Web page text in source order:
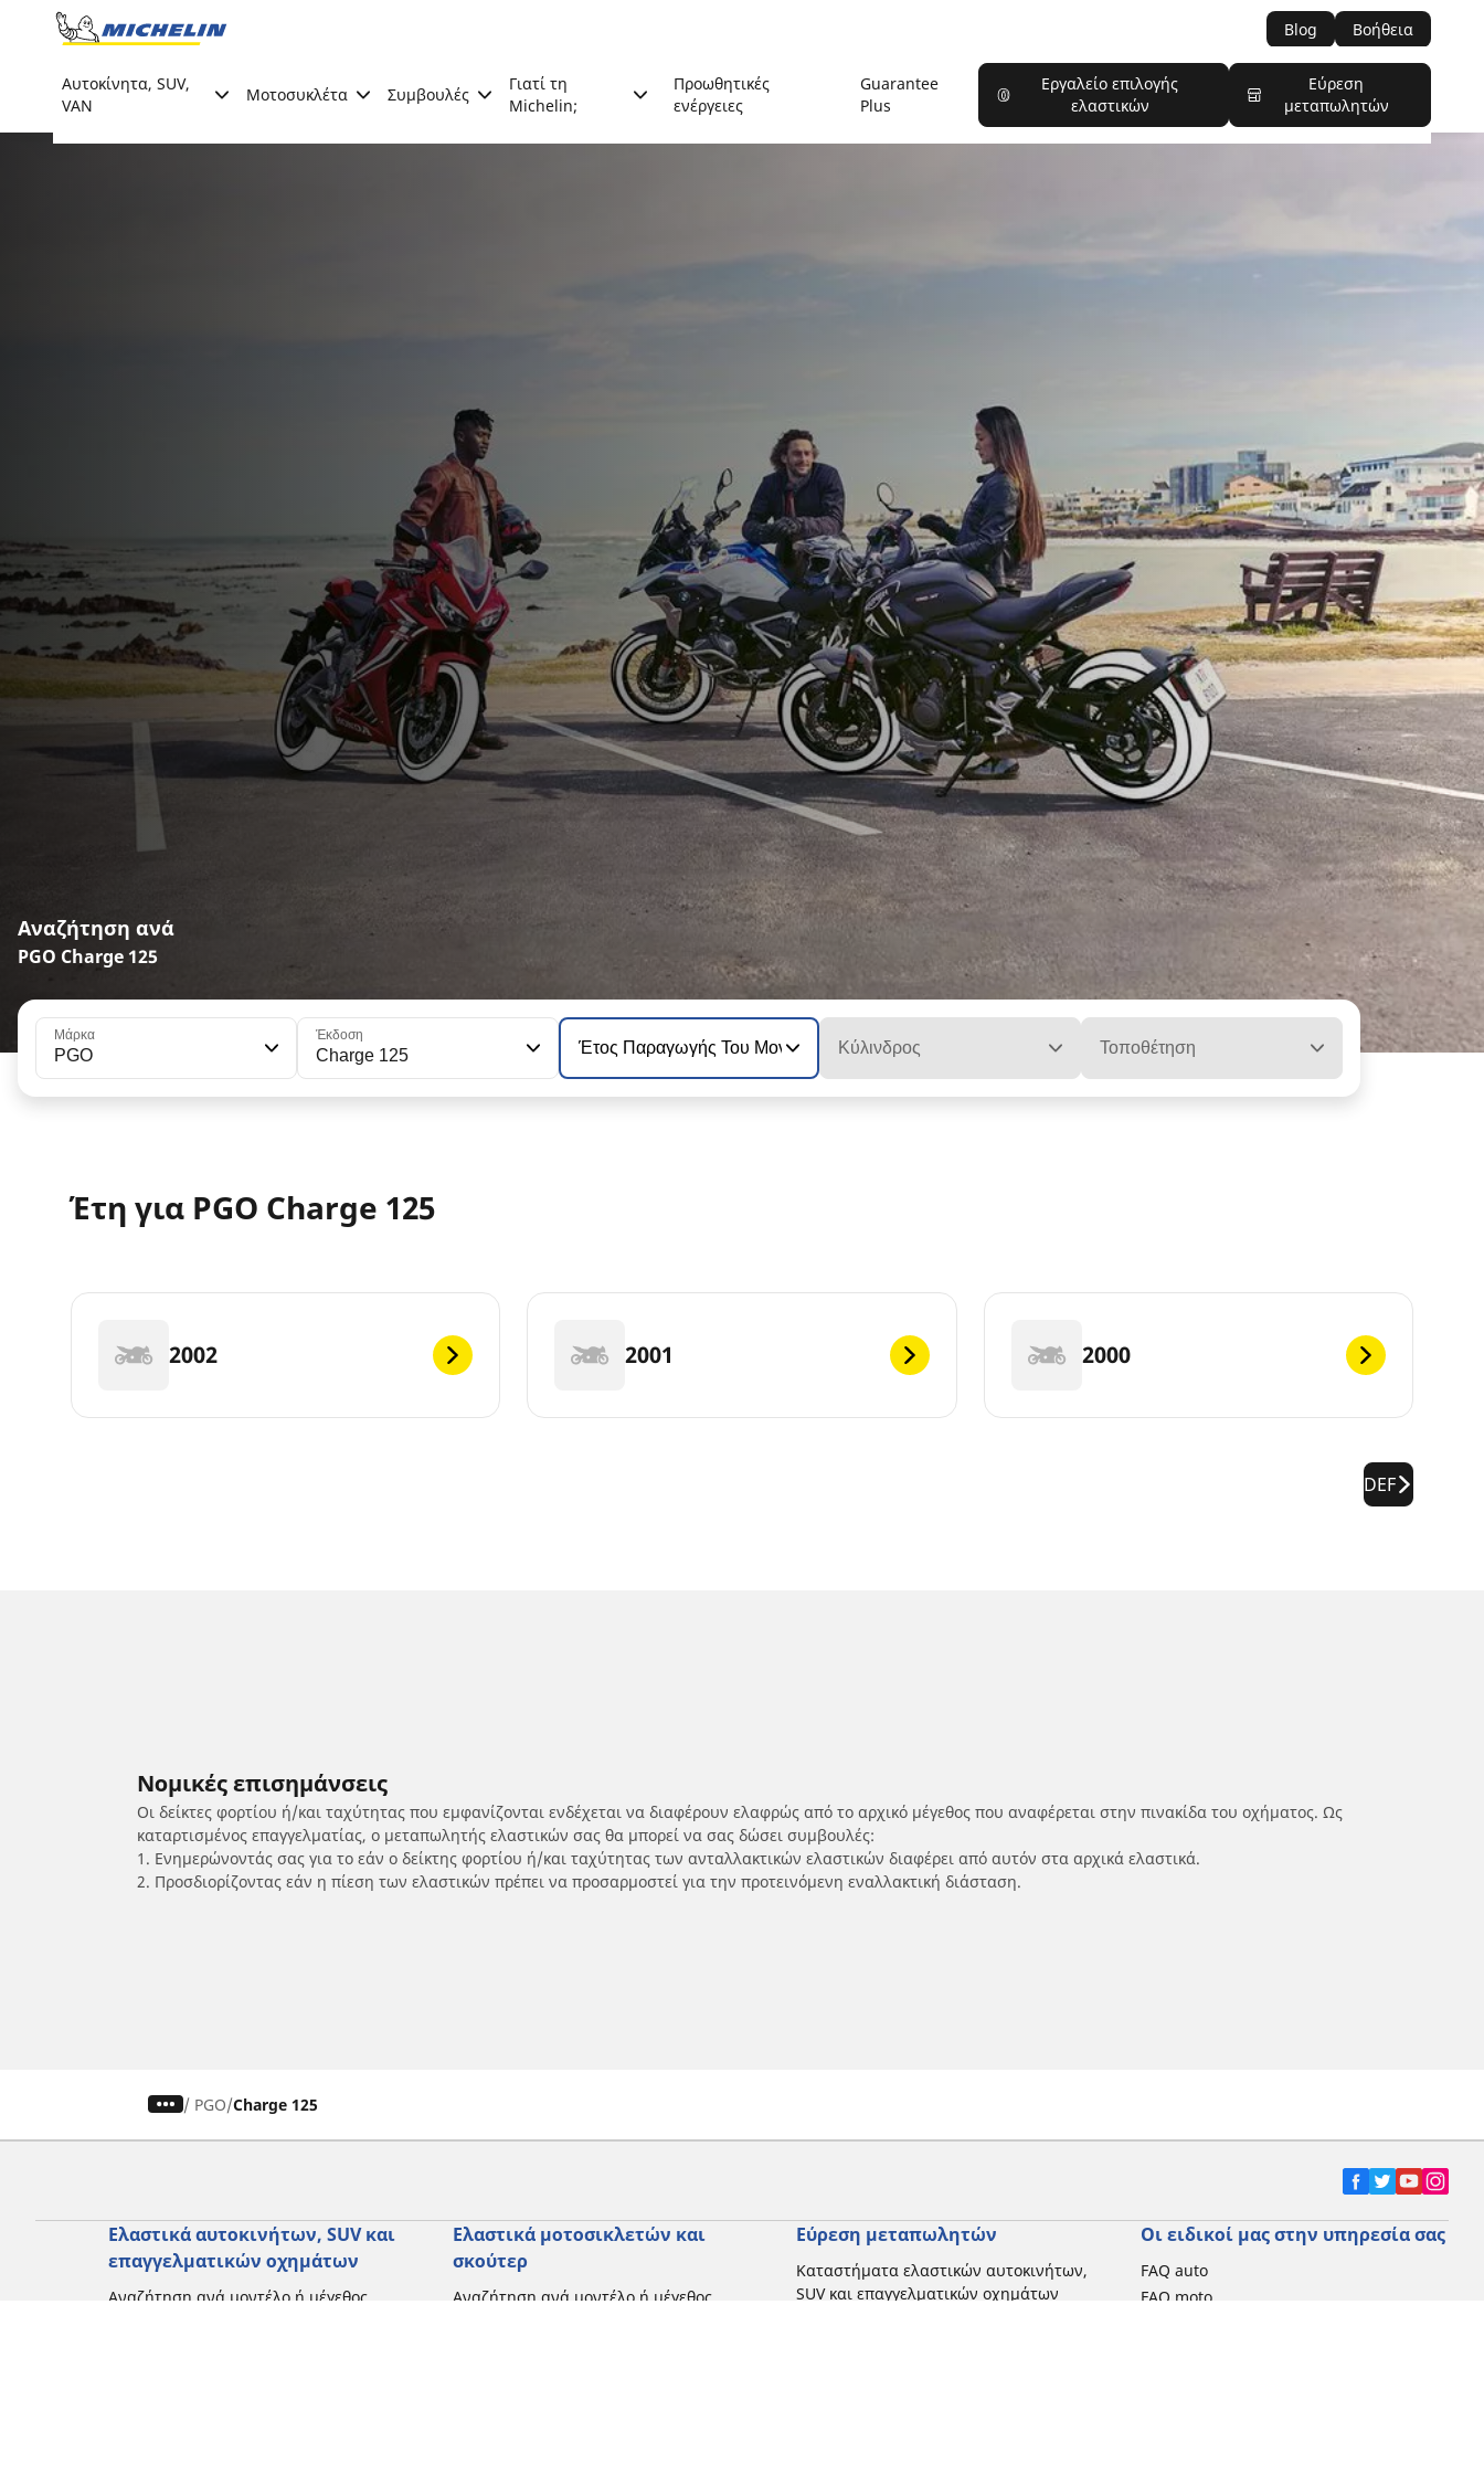
Go to page content
Blog Βοήθεια
Αυτοκίνητα, SUV,
VAN
Μοτοσυκλέτα Συμβουλές
Γιατί τη
Michelin;
Προωθητικές
ενέργειες
Guarantee
Plus
Εργαλείο επιλογής
ελαστικών
Εύρεση
μεταπωλητών
Αναζήτηση ανά
PGO Charge 125
Μάρκα
PGO
Έκδοση
Charge 125 Έτος Παραγωγής Του Μοντέλου Κύλινδρος Τοποθέτηση
Έτη για PGO Charge 125
2002 2001 2000
DEF
Νομικές επισημάνσεις
Οι δείκτες φορτίου ή/και ταχύτητας που εμφανίζονται ενδέχεται να διαφέρουν ελαφρώς από το αρχικό μέγεθος που αναφέρεται στην πινακίδα του οχήματος. Ως
καταρτισμένος επαγγελματίας, ο μεταπωλητής ελαστικών σας θα μπορεί να σας δώσει συμβουλές:
1. Ενημερώνοντάς σας για το εάν ο δείκτης φορτίου ή/και ταχύτητας των ανταλλακτικών ελαστικών διαφέρει από αυτόν στα αρχικά ελαστικά.
2. Προσδιορίζοντας εάν η πίεση των ελαστικών πρέπει να προσαρμοστεί για την προτεινόμενη εναλλακτική διάσταση.
/ PGO Charge 125
Ελαστικά αυτοκινήτων, SUV και
επαγγελματικών οχημάτων
Αναζήτηση ανά μοντέλο ή μέγεθος
Ελαστικά μοτοσικλετών και
σκούτερ
Αναζήτηση ανά μοντέλο ή μέγεθος
Εύρεση μεταπωλητών
Καταστήματα ελαστικών αυτοκινήτων,
SUV και επαγγελματικών οχημάτων
Οι ειδικοί μας στην υπηρεσία σας
FAQ auto
FAQ moto